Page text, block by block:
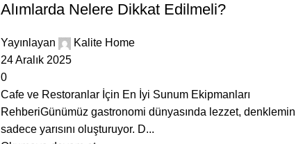
Alımlarda Nelere Dikkat Edilmeli?
Yayınlayan
Kalite Home
24 Aralık 2025
0
Cafe ve Restoranlar İçin En İyi Sunum Ekipmanları
RehberiGünümüz gastronomi dünyasında lezzet, denklemin
sadece yarısını oluşturuyor. D...